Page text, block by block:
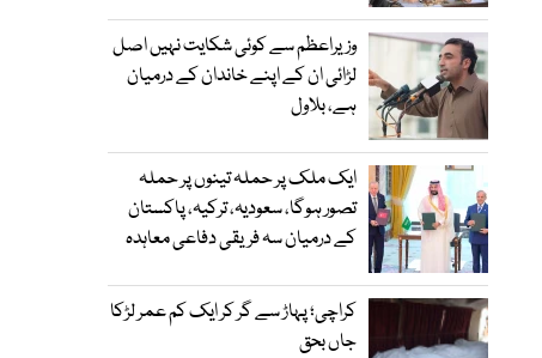
وزیراعظم سے کوئی شکایت نہیں اصل
لڑائی ان کے اپنے خاندان کے درمیان
ہے، بلاول
ایک ملک پر حملہ تینوں پر حملہ
تصور ہوگا، سعودیہ، ترکیہ، پاکستان
کے درمیان سہ فریقی دفاعی معاہدہ
کراچی؛ پہاڑ سے گر کر ایک کم عمر لڑکا
جاں بحق